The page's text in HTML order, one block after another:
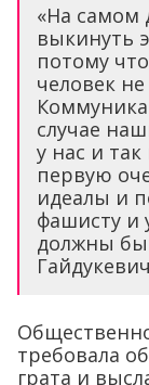
«На
выкинуть
потому
человек
случае
у нас и
первую
идеалы и
фашисту и
должны
требовала
грата и